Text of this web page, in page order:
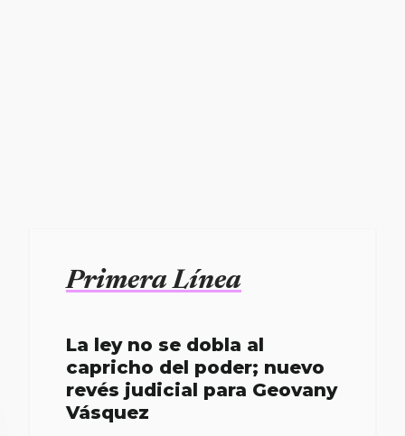
Primera Línea
La ley no se dobla al
capricho del poder; nuevo
revés judicial para Geovany
Vásquez